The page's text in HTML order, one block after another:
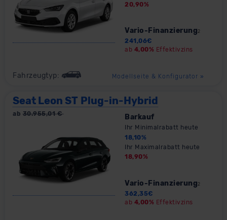
20,90%
Vario-Finanzierung2
241,06€
ab 4,00% Effektivzins
Fahrzeugtyp: Modellseite & Konfigurator »
Seat Leon ST Plug-in-Hybrid
ab 30.955,01€ Barkauf
Ihr Minimalrabatt heute
18,10%
Ihr Maximalrabatt heute
18,90%
Vario-Finanzierung 2
362,35€
ab 4,00% Effektivzins